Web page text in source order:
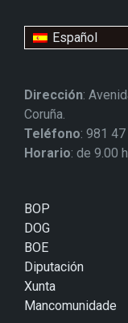
Español
Dirección:
Coruña.
Teléfono: 981
Horario: de 9.00
BOP
DOG
BOE
Diputación
Xunta
Mancomunidade